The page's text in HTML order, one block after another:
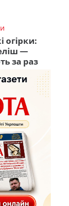
огірки:
—
за раз